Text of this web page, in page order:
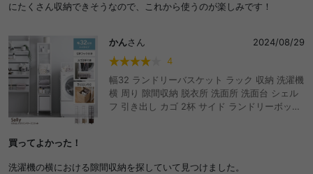
にたくさん収納できそうなので、これから使うのが楽しみです！
かんさん
2024/08/29
4
幅32 ランドリーバスケット ラック 収納 洗濯機
横 周り 隙間収納 脱衣所 洗面所 洗面台 シェル
フ 引き出し カゴ 2杯 サイド ランドリーボック
買ってよかった！
洗濯機の横における隙間収納を探していて見つけました。